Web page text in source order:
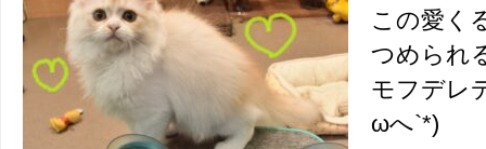
この愛く
つめられ
モフデレ
ωへ`*)